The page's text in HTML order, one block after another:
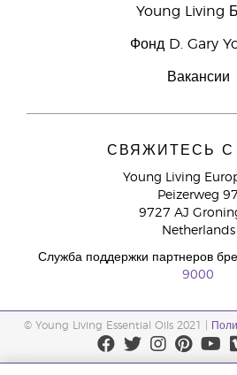
Young Living
Фонд D. Gary
Вакансии
СВЯЖИТЕСЬ С
Young Living
Peizerweg 97
9727 AJ
Netherlands
Служба поддержки партнеров
9000
© Young Living Essential Oils 2021 |